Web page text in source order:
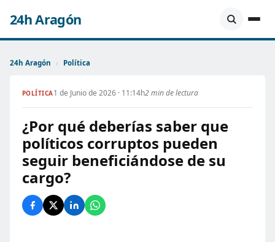
24h Aragón
24h Aragón › Política
POLÍTICA1 de Junio de 2026 · 11:14h2 min de lectura
¿Por qué deberías saber que
políticos corruptos pueden
seguir beneficiándose de su
cargo?